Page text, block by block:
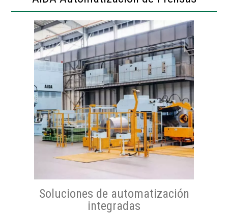
Soluciones de automatización
integradas